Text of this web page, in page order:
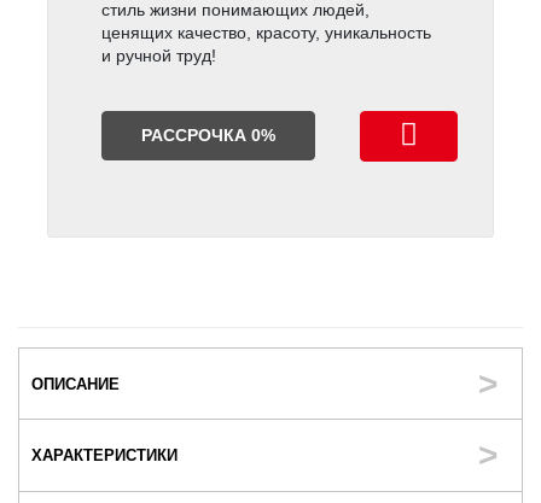
стиль жизни понимающих людей,
ценящих качество, красоту, уникальность
и ручной труд!
РАССРОЧКА 0%
ОПИСАНИЕ
ХАРАКТЕРИСТИКИ